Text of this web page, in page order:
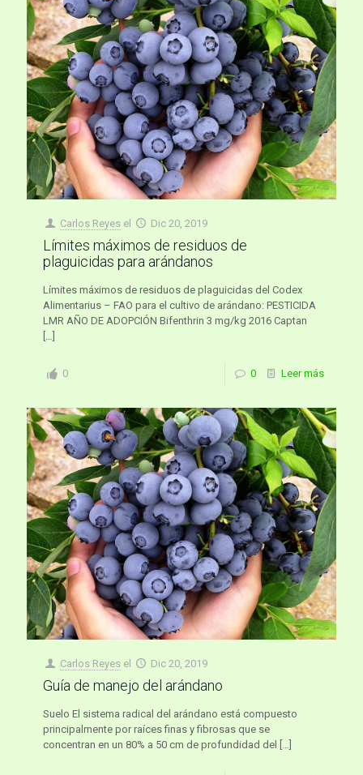
Carlos Reyes el Dic 20, 2019
Límites máximos de residuos de
plaguicidas para arándanos
Límites máximos de residuos de plaguicidas del Codex
Alimentarius – FAO para el cultivo de arándano: PESTICIDA
LMR AÑO DE ADOPCIÓN Bifenthrin 3 mg/kg 2016 Captan
[…]
0 0 Leer más
Carlos Reyes el Dic 20, 2019
Guía de manejo del arándano
Suelo El sistema radical del arándano está compuesto
principalmente por raíces finas y fibrosas que se
concentran en un 80% a 50 cm de profundidad del
[…]